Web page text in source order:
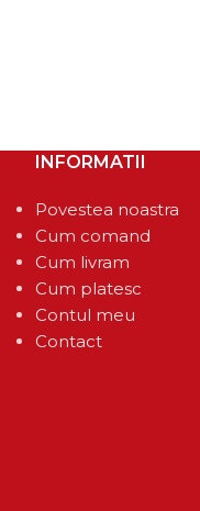
INFORMATII
Povestea noastra
Cum comand
Cum livram
Cum platesc
Contul meu
Contact